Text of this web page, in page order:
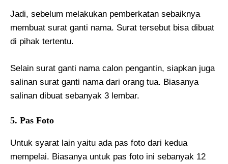
Jadi, sebelum melakukan pemberkatan sebaiknya
membuat surat ganti nama. Surat tersebut bisa dibuat
di pihak tertentu.
Selain surat ganti nama calon pengantin, siapkan juga
salinan surat ganti nama dari orang tua. Biasanya
salinan dibuat sebanyak 3 lembar.
5. Pas Foto
Untuk syarat lain yaitu ada pas foto dari kedua
mempelai. Biasanya untuk pas foto ini sebanyak 12